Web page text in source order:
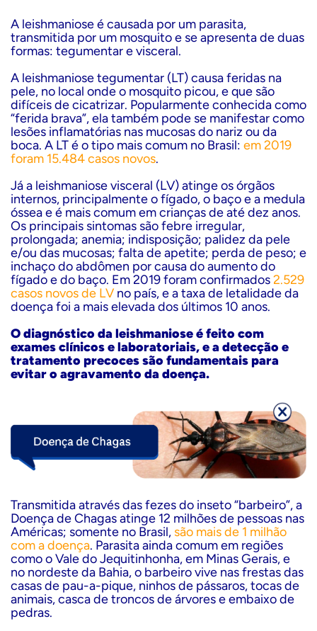
A leishmaniose é causada por um parasita,
transmitida por um mosquito e se apresenta de duas
formas: tegumentar e visceral.
A leishmaniose tegumentar (LT) causa feridas na
pele, no local onde o mosquito picou, e que são
difíceis de cicatrizar. Popularmente conhecida como
“ferida brava”, ela também pode se manifestar como
lesões inflamatórias nas mucosas do nariz ou da
boca. A LT é o tipo mais comum no Brasil: em 2019
foram 15.484 casos novos.
Já a leishmaniose visceral (LV) atinge os órgãos
internos, principalmente o fígado, o baço e a medula
óssea e é mais comum em crianças de até dez anos.
Os principais sintomas são febre irregular,
prolongada; anemia; indisposição; palidez da pele
e/ou das mucosas; falta de apetite; perda de peso; e
inchaço do abdômen por causa do aumento do
fígado e do baço. Em 2019 foram confirmados2.529
casos novos de LVno país, e a taxa de letalidade da
doença foi a mais elevada dos últimos 10 anos.
O diagnóstico da leishmaniose é feito com
exames clínicos e laboratoriais, e a detecção e
tratamento precoces são fundamentais para
evitar o agravamento da doença.
Transmitida através das fezes do inseto “barbeiro”, a
Doença de Chagas atinge 12 milhões de pessoas nas
Américas; somente no Brasil, são mais de 1 milhão
com a doença. Parasita ainda comum em regiões
como o Vale do Jequitinhonha, em Minas Gerais, e
no nordeste da Bahia, o barbeiro vive nas frestas das
casas de pau-a-pique, ninhos de pássaros, tocas de
animais, casca de troncos de árvores e embaixo de
pedras.